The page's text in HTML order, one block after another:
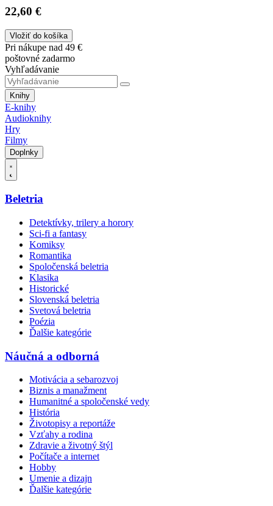
22,60 €
Vložiť do košíka
Pri nákupe nad 49 €
poštovné zadarmo
Vyhľadávanie
Knihy
E-knihy
Audioknihy
Hry
Filmy
Doplnky
Beletria
Detektívky, trilery a horory
Sci-fi a fantasy
Komiksy
Romantika
Spoločenská beletria
Klasika
Historické
Slovenská beletria
Svetová beletria
Poézia
Ďalšie kategórie
Náučná a odborná
Motivácia a sebarozvoj
Biznis a manažment
Humanitné a spoločenské vedy
História
Životopisy a reportáže
Vzťahy a rodina
Zdravie a životný štýl
Počítače a internet
Hobby
Umenie a dizajn
Ďalšie kategórie